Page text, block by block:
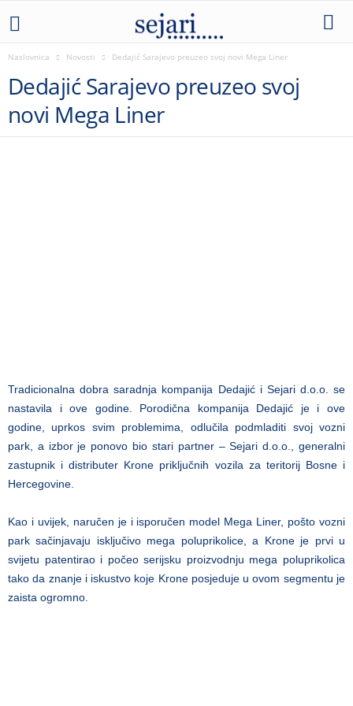
Naslovnica Novosti Dedajić Sarajevo preuzeo svoj novi Mega Liner
Dedajić Sarajevo preuzeo svoj
novi Mega Liner
Tradicionalna dobra saradnja kompanija Dedajić i Sejari d.o.o. se
nastavila i ove godine. Porodična kompanija Dedajić je i ove
godine, uprkos svim problemima, odlučila podmladiti svoj vozni
park, a izbor je ponovo bio stari partner – Sejari d.o.o., generalni
zastupnik i distributer Krone priključnih vozila za teritorij Bosne i
Hercegovine.
Kao i uvijek, naručen je i isporučen model Mega Liner, pošto vozni
park sačinjavaju isključivo mega poluprikolice, a Krone je prvi u
svijetu patentirao i počeo serijsku proizvodnju mega poluprikolica
tako da znanje i iskustvo koje Krone posjeduje u ovom segmentu je
zaista ogromno.